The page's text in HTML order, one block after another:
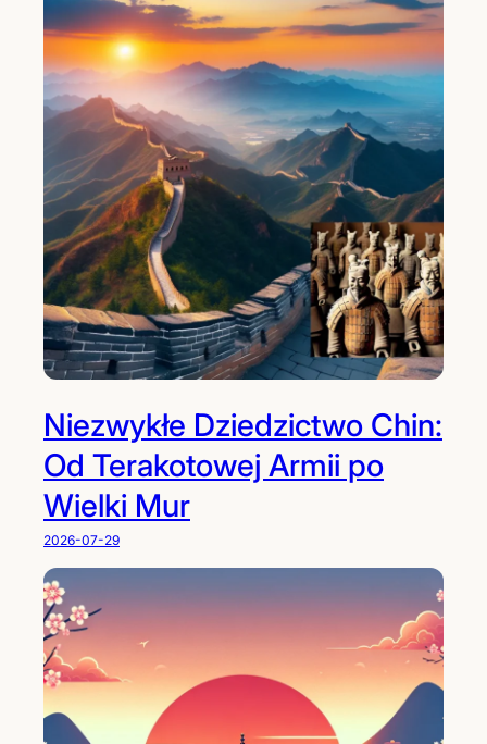
Niezwykłe Dziedzictwo Chin:
Od Terakotowej Armii po
Wielki Mur
2026-07-29